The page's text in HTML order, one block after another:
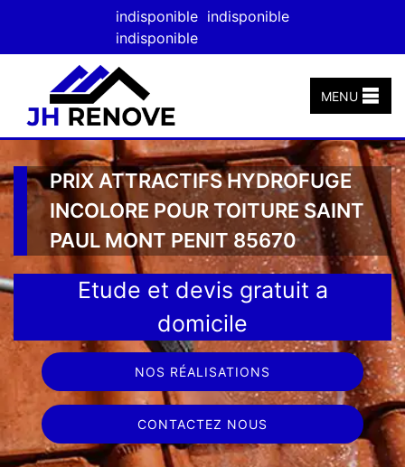
indisponible indisponible
indisponible
MENU
PRIX ATTRACTIFS HYDROFUGE
INCOLORE POUR TOITURE SAINT
PAUL MONT PENIT 85670
Etude et devis gratuit a
domicile
NOS RÉALISATIONS
CONTACTEZ NOUS